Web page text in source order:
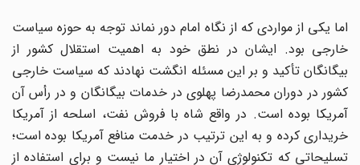
اما یکی از مواردی که از نگاه امام دور نماند توجه به حوزه سیاست
خارجی بود. ایشان در نطق خود به اهمیت استقلال کشور از
بیگانگان تأکید و بر این مسئله انگشت نهادند که سیاست خارجی
کشور در دوران محمدرضا پهلوی در خدمات بیگانگان و در رأس آن
آمریکا بوده است. در واقع شاه با فروش نفت، اسلحه از آمریکا
خریداری کرده و به این ترتیب در خدمت منافع آمریکا بوده است؛
تسلیحاتی که تکنولوژی آن در اختیار ما نیست و برای استفاده از